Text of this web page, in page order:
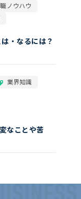
ノウハウ
・なるには？
業界知識
なことや苦